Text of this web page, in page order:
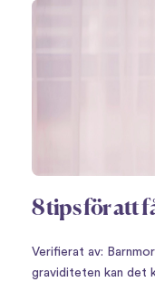
8 tips för att
Verifierat av:
graviditeten kan det